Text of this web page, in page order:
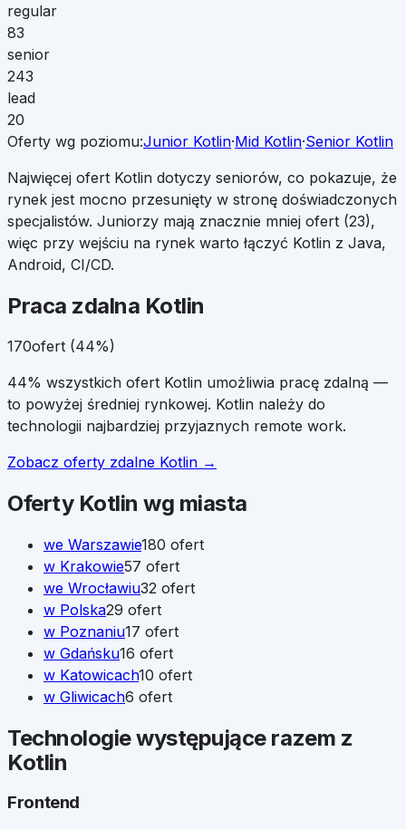
regular
83
senior
243
lead
20
Oferty wg poziomu:Junior Kotlin·Mid Kotlin·Senior Kotlin
Najwięcej ofert Kotlin dotyczy seniorów, co pokazuje, że
rynek jest mocno przesunięty w stronę doświadczonych
specjalistów. Juniorzy mają znacznie mniej ofert (23),
więc przy wejściu na rynek warto łączyć Kotlin z Java,
Android, CI/CD.
Praca zdalna Kotlin
170ofert (44%)
44% wszystkich ofert Kotlin umożliwia pracę zdalną —
to powyżej średniej rynkowej. Kotlin należy do
technologii najbardziej przyjaznych remote work.
Zobacz oferty zdalne Kotlin →
Oferty Kotlin wg miasta
we Warszawie180 ofert
w Krakowie57 ofert
we Wrocławiu32 ofert
w Polska29 ofert
w Poznaniu17 ofert
w Gdańsku16 ofert
w Katowicach10 ofert
w Gliwicach6 ofert
Technologie występujące razem z
Kotlin
Frontend